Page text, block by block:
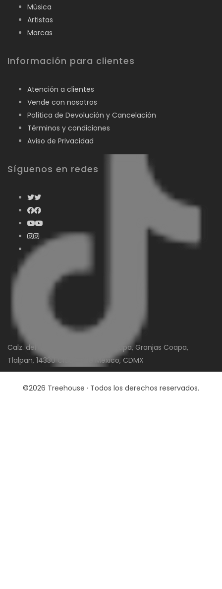
Música
Artistas
Marcas
Información para clientes
Atención a clientes
Vende con nosotros
Política de Devolución y Cancelación
Términos y condiciones
Aviso de Privacidad
Síguenos en redes
Calz. del Hueso 921-Local 46, Coapa, Granjas Coapa,
Tlalpan, 14330 Ciudad de México, CDMX
©2026 Treehouse · Todos los derechos reservados.